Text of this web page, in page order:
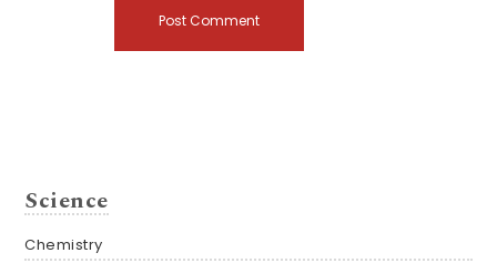
Science
Chemistry